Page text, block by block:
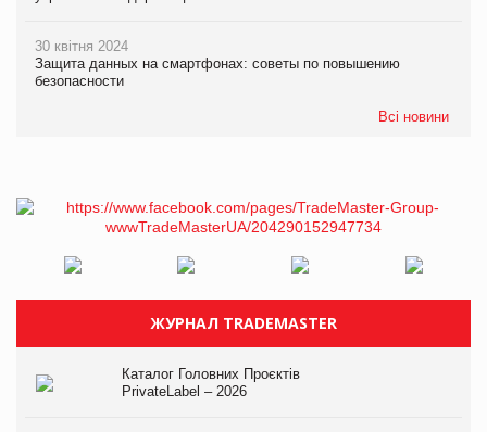
30 квітня 2024
Защита данных на смартфонах: советы по повышению
безопасности
Всі новини
ЖУРНАЛ TRADEMASTER
Каталог Головних Проєктів
PrivateLabel – 2026